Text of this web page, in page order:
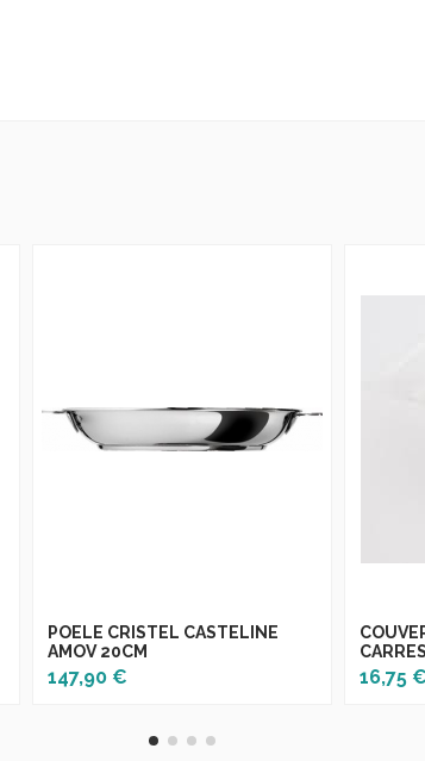
POELE CRISTEL CASTELINE
AMOV 20CM
147,90 € 16,75 €